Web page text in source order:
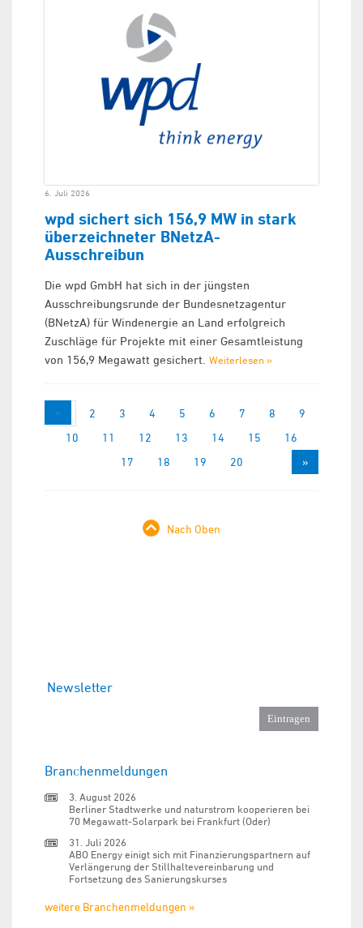
6. Juli 2026
wpd sichert sich 156,9 MW in stark
überzeichneter BNetzA-
Ausschreibun
Die wpd GmbH hat sich in der jüngsten
Ausschreibungsrunde der Bundesnetzagentur
(BNetzA) für Windenergie an Land erfolgreich
Zuschläge für Projekte mit einer Gesamtleistung
von 156,9 Megawatt gesichert. Weiterlesen »
«1 2 3 4 5 6 7 8
9
10
11 12 13 14 15
16
17
18 19 20 »
Nach Oben
Newsletter
Branchenmeldungen
3. August 2026
Berliner Stadtwerke und naturstrom kooperieren bei
70 Megawatt-Solarpark bei Frankfurt (Oder)
31. Juli 2026
ABO Energy einigt sich mit Finanzierungspartnern auf
Verlängerung der Stillhaltevereinbarung und
Fortsetzung des Sanierungskurses
weitere Branchenmeldungen »